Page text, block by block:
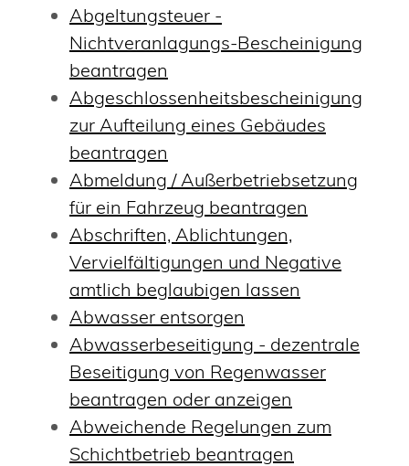
Abgeltungsteuer -
Nichtveranlagungs-Bescheinigung
beantragen
Abgeschlossenheitsbescheinigung
zur Aufteilung eines Gebäudes
beantragen
Abmeldung / Außerbetriebsetzung
für ein Fahrzeug beantragen
Abschriften, Ablichtungen,
Vervielfältigungen und Negative
amtlich beglaubigen lassen
Abwasser entsorgen
Abwasserbeseitigung - dezentrale
Beseitigung von Regenwasser
beantragen oder anzeigen
Abweichende Regelungen zum
Schichtbetrieb beantragen